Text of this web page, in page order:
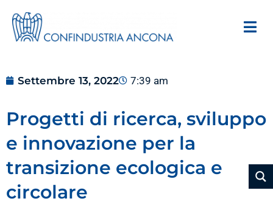
Settembre 13, 2022 7:39 am
Progetti di ricerca, sviluppo
e innovazione per la
transizione ecologica e
circolare